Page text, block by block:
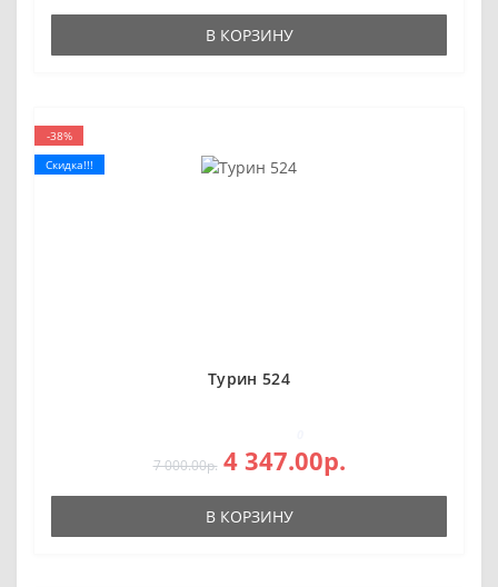
В КОРЗИНУ
-38%
Скидка!!!
Турин 524
7 000.00р. 4 347.00р.
В КОРЗИНУ